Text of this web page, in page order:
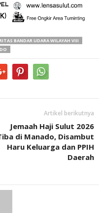
BANDAR UDARA WILAYAH VIII
Artikel berikutnya
Jemaah Haji Sulut 2026
di Manado, Disambut
Haru Keluarga dan PPIH
Daerah